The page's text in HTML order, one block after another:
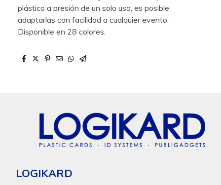
plástico a presión de un solo uso, es posible
adaptarlas con facilidad a cualquier evento.
Disponible en 28 colores.
LOGIKARD